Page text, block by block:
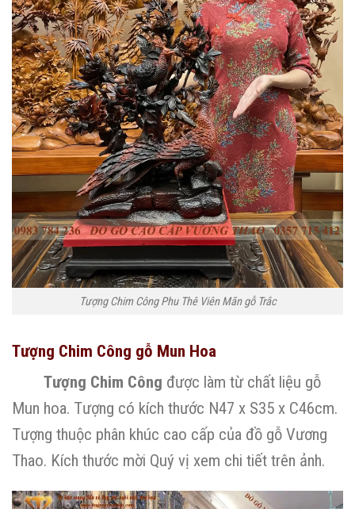
Tượng Chim Công Phu Thê Viên Mãn gỗ Trắc
Tượng Chim Công gỗ Mun Hoa
Tượng Chim Công được làm từ chất liệu gỗ
Mun hoa. Tượng có kích thước N47 x S35 x C46cm.
Tượng thuộc phân khúc cao cấp của đồ gỗ Vương
Thao. Kích thước mời Quý vị xem chi tiết trên ảnh.